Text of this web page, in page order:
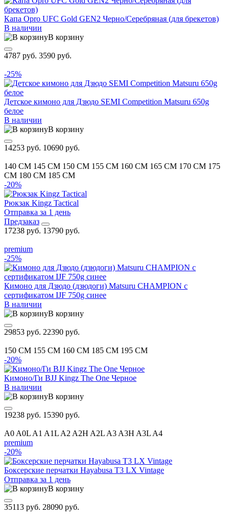
Капа Opro UFC Gold GEN2 Черно/Серебряная (для брекетов)
В наличии
В корзину
4787 руб. 3590 руб.
-25%
Детское кимоно для Дзюдо SEMI Competition Matsuru 650g
белое
В наличии
В корзину
14253 руб. 10690 руб.
140 CM 145 CM 150 CM 155 CM 160 CM 165 CM 170 CM 175
CM 180 CM 185 CM
-20%
Рюкзак Kingz Tactical
Отправка за 1 день
Предзаказ
17238 руб. 13790 руб.
premium
-25%
Кимоно для Дзюдо (дзюдоги) Matsuru CHAMPION с
сертификатом IJF 750g синее
В наличии
В корзину
29853 руб. 22390 руб.
150 CM 155 CM 160 CM 185 CM 195 CM
-20%
Кимоно/Ги BJJ Kingz The One Черное
В наличии
В корзину
19238 руб. 15390 руб.
A0 A0L A1 A1L A2 A2H A2L A3 A3H A3L A4
premium
-20%
Боксерские перчатки Hayabusa T3 LX Vintage
Отправка за 1 день
В корзину
35113 руб. 28090 руб.